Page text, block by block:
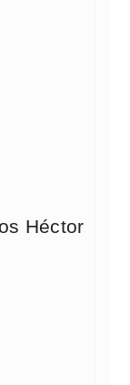
Héctor